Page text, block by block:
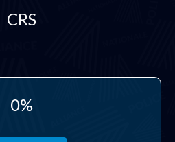
CRS
0%